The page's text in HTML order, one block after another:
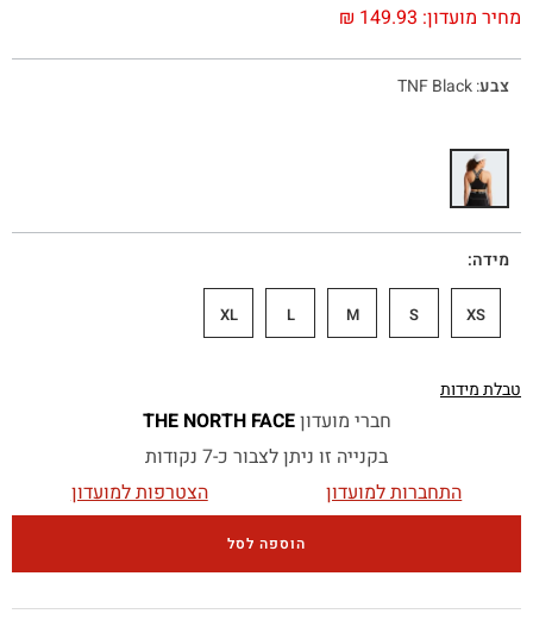
מחיר מועדון: ₪ 149.93
צבע:
TNF Black
מידה
XS
S
M
L
XL
טבלת מידות
חברי מועדוןTHE NORTH FACE
בקנייה זו ניתן לצבור כ-7 נקודות
התחברות למועדון
הצטרפות למועדון
הוספה לסל